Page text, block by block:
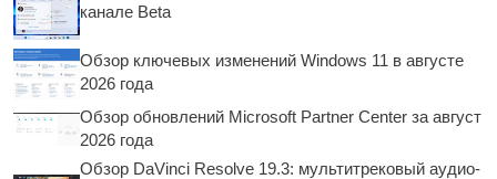
канале Beta
Обзор ключевых изменений Windows 11 в августе
2026 года
Обзор обновлений Microsoft Partner Center за август
2026 года
Обзор DaVinci Resolve 19.3: мультитрековый аудио-